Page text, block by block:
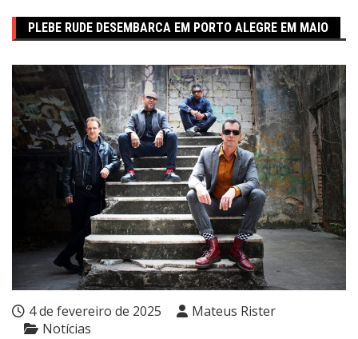
PLEBE RUDE DESEMBARCA EM PORTO ALEGRE EM MAIO
4 de fevereiro de 2025
Mateus Rister
Notícias